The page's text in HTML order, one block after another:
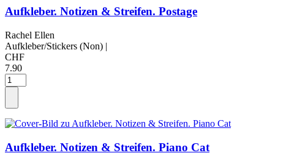
Aufkleber. Notizen & Streifen. Postage
Rachel Ellen
Aufkleber/Stickers (Non) |
CHF
7.90
Aufkleber. Notizen & Streifen. Piano Cat